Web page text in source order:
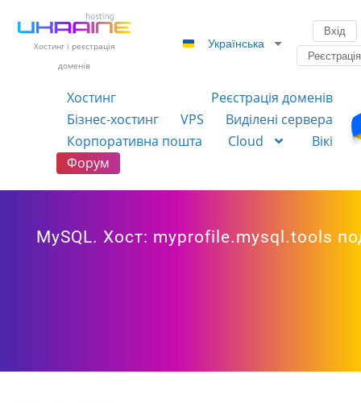
Хостинг і реєстрація
доменів
Українська
Вхід
Реєстрація
Хостинг
Реєстрація доменів
Бізнес-хостинг
VPS
Виділені сервера
Корпоративна пошта
Cloud
Вікі
Форум
MySQL. Хост: myprofile.mysql.tools